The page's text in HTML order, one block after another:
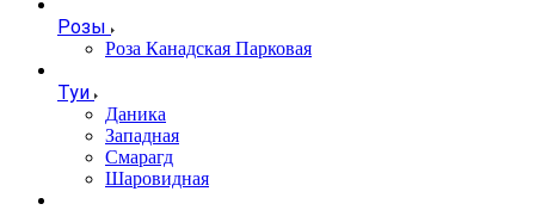
Розы
Роза Канадская Парковая
Туи
Даника
Западная
Смарагд
Шаровидная